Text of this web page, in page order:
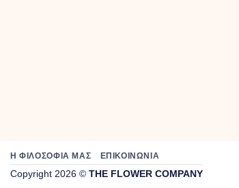
Η ΦΙΛΟΣΟΦΙΑ ΜΑΣ ΕΠΙΚΟΙΝΩΝΙΑ
Copyright 2026 © THE FLOWER COMPANY